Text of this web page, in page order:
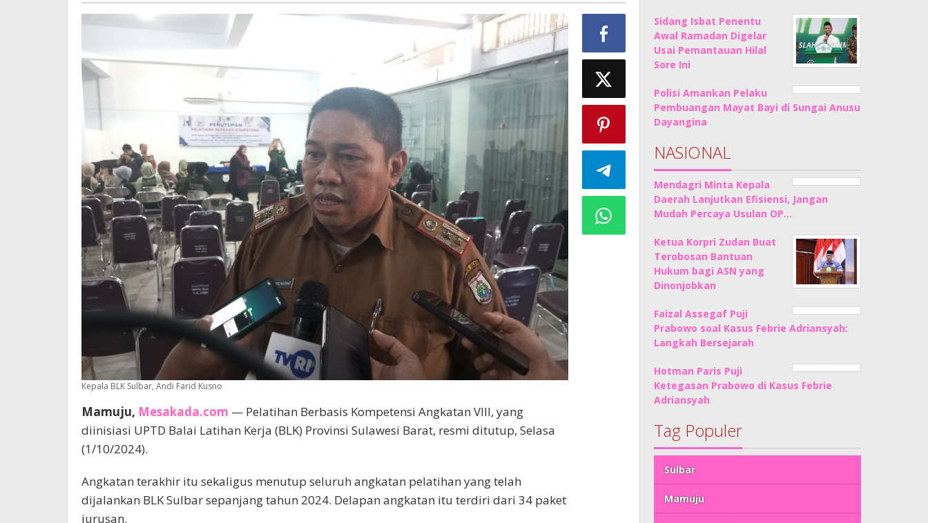
Kepala BLK Sulbar, Andi Farid Kusno
Mamuju, Mesakada.com — Pelatihan Berbasis Kompetensi Angkatan VIII, yang
diinisiasi UPTD Balai Latihan Kerja (BLK) Provinsi Sulawesi Barat, resmi ditutup, Selasa
(1/10/2024).
Angkatan terakhir itu sekaligus menutup seluruh angkatan pelatihan yang telah
dijalankan BLK Sulbar sepanjang tahun 2024. Delapan angkatan itu terdiri dari 34 paket
jurusan.
Sidang Isbat Penentu
Awal Ramadan Digelar
Usai Pemantauan Hilal
Sore Ini
Polisi Amankan Pelaku
Pembuangan Mayat Bayi di Sungai Anusu
Dayangina
NASIONAL
Mendagri Minta Kepala
Daerah Lanjutkan Efisiensi, Jangan
Mudah Percaya Usulan OP…
Ketua Korpri Zudan Buat
Terobosan Bantuan
Hukum bagi ASN yang
Dinonjobkan
Faizal Assegaf Puji
Prabowo soal Kasus Febrie Adriansyah:
Langkah Bersejarah
Hotman Paris Puji
Ketegasan Prabowo di Kasus Febrie
Adriansyah
Tag Populer
Sulbar
Mamuju